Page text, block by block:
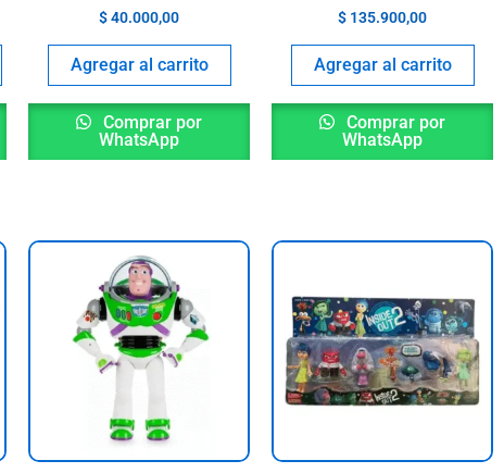
producto
$40.000,00
Agregar al carrito
Comprar por
WhatsApp
$ 135.900,00
Agregar al carrito
Comprar por
WhatsApp
Este
se
se